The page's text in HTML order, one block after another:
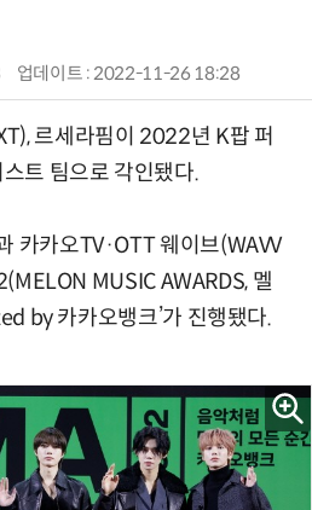
업데이트 : 2022-11-26 18:28
르세라핌이 2022년 K팝 퍼
트 팀으로 각인됐다.
카카오TV·OTT 웨이브(WAVV
MUSIC AWARDS, 멜
by 카카오뱅크’가 진행됐다.